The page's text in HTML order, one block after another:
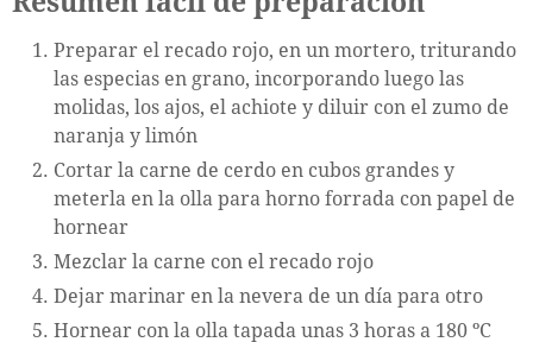
Preparar el recado rojo, en un mortero, triturando
las especias en grano, incorporando luego las
molidas, los ajos, el achiote y diluir con el zumo de
naranja y limón
Cortar la carne de cerdo en cubos grandes y
meterla en la olla para horno forrada con papel de
hornear
Mezclar la carne con el recado rojo
Dejar marinar en la nevera de un día para otro
Hornear con la olla tapada unas 3 horas a 180 ºC